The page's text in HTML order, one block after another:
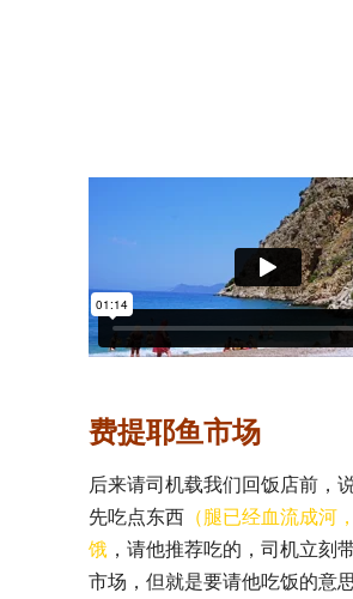
费提耶鱼市场
后来请司机载我们回饭店前，
先吃点东西 （腿已经血流成河
饿 ，请他推荐吃的，司机立刻
市场，但就是要请他吃饭的意